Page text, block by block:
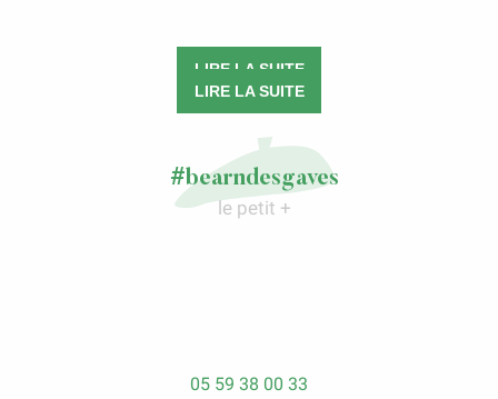
LIRE LA SUITE
LIRE LA SUITE
#bearndesgaves
le petit +
05 59 38 00 33